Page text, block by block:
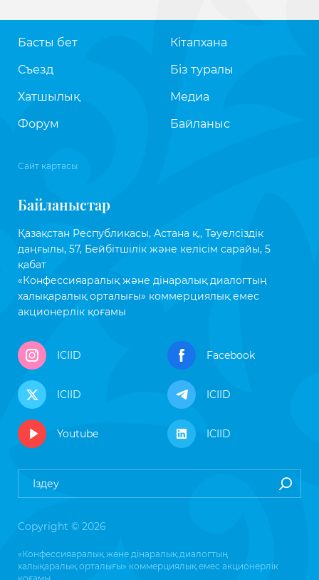
Басты бет
Съезд
Хатшылық
Форум
Кітапхана
Біз туралы
Медиа
Байланыс
Сайт картасы
Байланыстар
Қазақстан Республикасы, Астана қ., Тәуелсіздік
даңғылы, 57, Бейбітшілік және келісім сарайы, 5
қабат
«Конфессияаралық және дінаралық диалогтың
халықаралық орталығы» коммерциялық емес
акционерлік қоғамы
ICIID Facebook
ICIID ICIID
Youtube ICIID
Copyright © 2026
«Конфессияаралық және дінаралық диалогтың
халықаралық орталығы» коммерциялық емес акционерлік